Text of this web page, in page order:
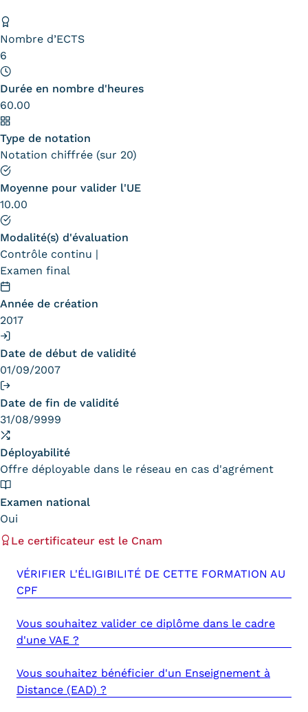
Nombre d’ECTS
6
Durée en nombre d'heures
60.00
Type de notation
Notation chiffrée (sur 20)
Moyenne pour valider l'UE
10.00
Modalité(s) d'évaluation
Contrôle continu
Examen final
Année de création
2017
Date de début de validité
01/09/2007
Date de fin de validité
31/08/9999
Déployabilité
Offre déployable dans le réseau en cas d'agrément
Examen national
Oui
Le certificateur est le Cnam
VÉRIFIER L'ÉLIGIBILITÉ DE CETTE FORMATION AU
CPF
Vous souhaitez valider ce diplôme dans le cadre
d'une VAE ?
Vous souhaitez bénéficier d'un Enseignement à
Distance (EAD) ?